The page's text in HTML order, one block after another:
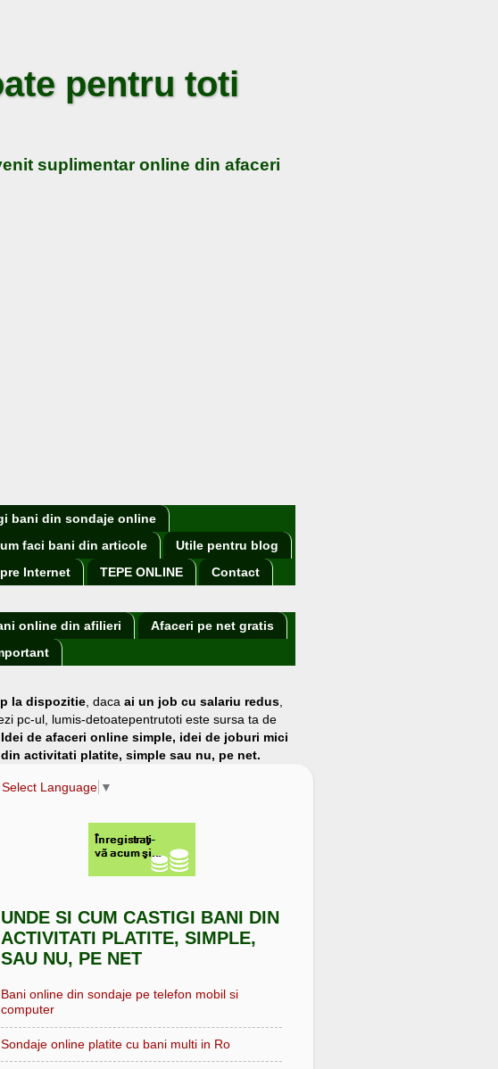
pentru toti
suplimentar online din afaceri
bani din sondaje online
faci bani din articole
Utile pentru blog
Internet TEPE ONLINE Contact
online din afilieri
Afaceri pe net gratis
la dispozitie , daca ai un job cu salariu redus
pc-ul, lumis-detoatepentrutoti este sursa ta de
Idei de afaceri online simple, idei de joburi mici
activitati platite, simple sau nu, pe net.
Select Language ▼
UNDE SI CUM CASTIGI BANI DIN
ACTIVITATI PLATITE, SIMPLE,
SAU NU, PE NET
Bani online din sondaje pe telefon mobil si
computer
Sondaje online platite cu bani multi in Ro